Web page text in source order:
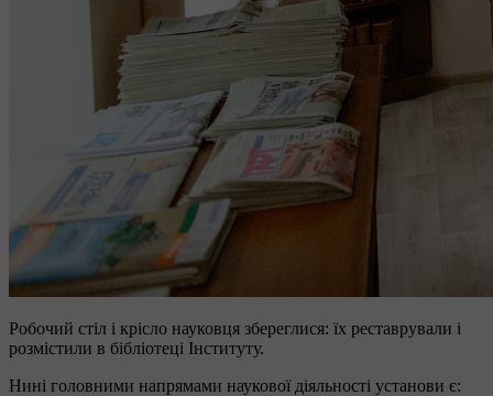
Робочий стіл і крісло науковця збереглися: їх реставрували і
розмістили в бібліотеці Інституту.
Нині головними напрямами наукової діяльності установи є: